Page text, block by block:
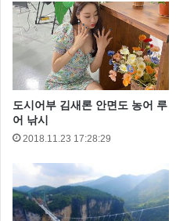
도시어부 김새론 안면도 농어 루
어 낚시
2018.11.23 17:28:29